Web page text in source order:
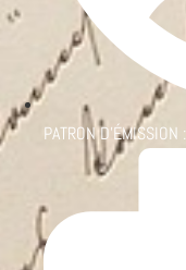
PATRON D'ÉMISSION :